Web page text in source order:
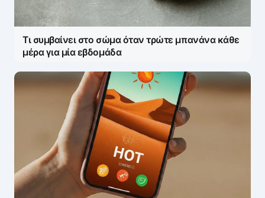
Τι συμβαίνει στο σώμα όταν τρώτε μπανάνα κάθε
μέρα για μία εβδομάδα